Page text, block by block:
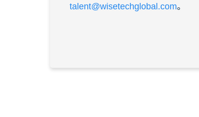
talent@wisetechglobal.com。